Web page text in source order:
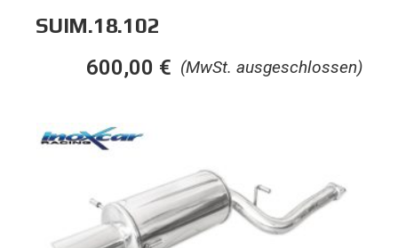
SUIM.18.102
(MwSt. ausgeschlossen)
600,00 €